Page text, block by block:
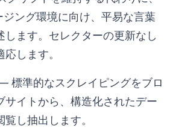
ング環境に向け、平易な言葉
します。セレクターの更新なし
します。
標準的なスクレイピングをブロ
サイトから、構造化されたデー
し抽出します。